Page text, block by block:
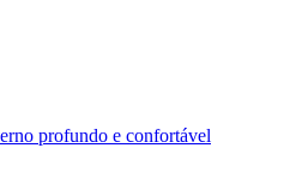
profundo e confortável